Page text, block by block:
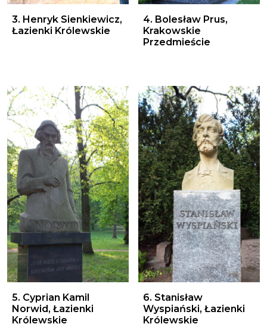
3. Henryk Sienkiewicz,
Łazienki Królewskie
4. Bolesław Prus,
Krakowskie
Przedmieście
5. Cyprian Kamil
Norwid, Łazienki
Królewskie
6. Stanisław
Wyspiański, Łazienki
Królewskie